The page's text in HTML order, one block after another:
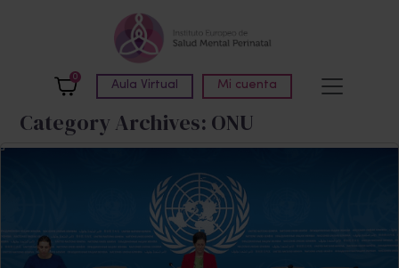
0
Aula Virtual Mi cuenta
Category Archives: ONU